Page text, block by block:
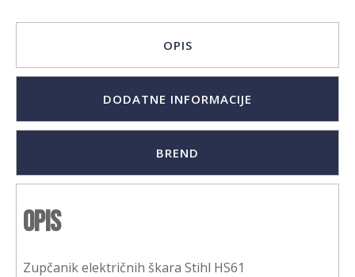
OPIS
DODATNE INFORMACIJE
BREND
Opis
Zupčanik električnih škara Stihl HS61